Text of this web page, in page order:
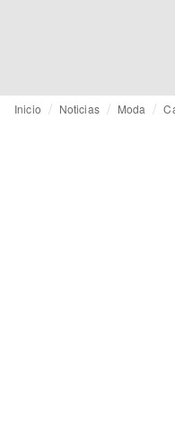
Inicio Noticias Moda